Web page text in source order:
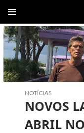
PARA
O
CONTEÚDO
NOTÍCIAS
NOVOS
ABRIL